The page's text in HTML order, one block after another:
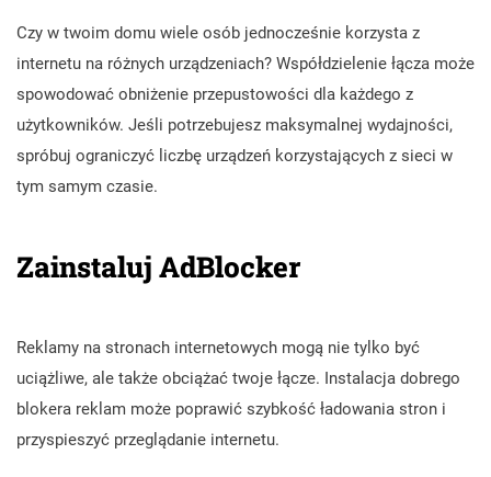
Czy w twoim domu wiele osób jednocześnie korzysta z
internetu na różnych urządzeniach? Współdzielenie łącza może
spowodować obniżenie przepustowości dla każdego z
użytkowników. Jeśli potrzebujesz maksymalnej wydajności,
spróbuj ograniczyć liczbę urządzeń korzystających z sieci w
tym samym czasie.
Zainstaluj AdBlocker
Reklamy na stronach internetowych mogą nie tylko być
uciążliwe, ale także obciążać twoje łącze. Instalacja dobrego
blokera reklam może poprawić szybkość ładowania stron i
przyspieszyć przeglądanie internetu.